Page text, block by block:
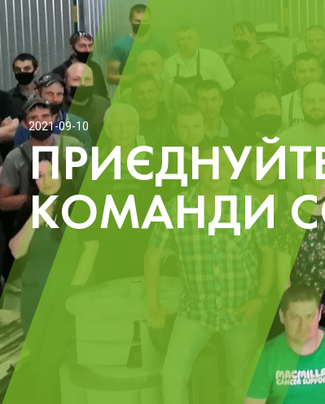
2021-09-10
КОМАНДИ